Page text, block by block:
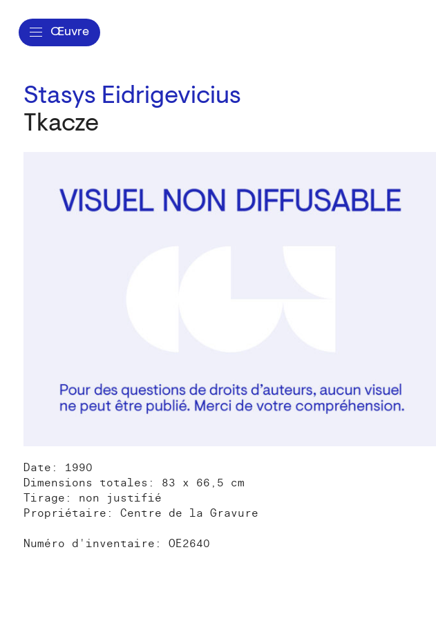
Œuvre
Stasys Eidrigevicius
Tkacze
Date: 1990
Dimensions totales: 83 x 66,5 cm
Tirage: non justifié
Propriétaire: Centre de la Gravure
Numéro d'inventaire: OE2640